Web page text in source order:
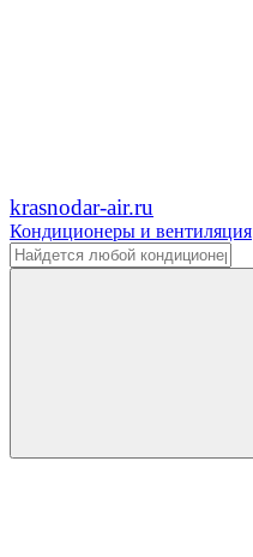
krasnodar-air.ru
Кондиционеры и вентиляция